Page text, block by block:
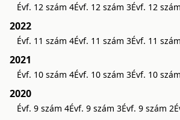
Évf. 12 szám 4Évf. 12 szám 3Évf. 12
2022
Évf. 11 szám 4Évf. 11 szám 3Évf. 11
2021
Évf. 10 szám 4Évf. 10 szám 3Évf. 10
2020
Évf. 9 szám 4Évf. 9 szám 3Évf. 9 szám 2